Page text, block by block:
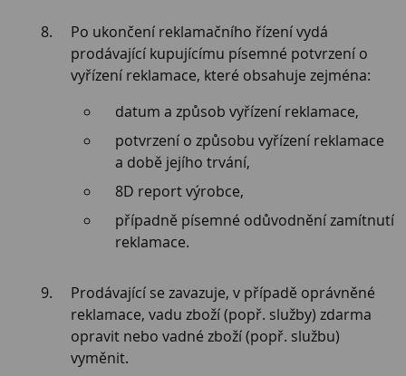
Po ukončení reklamačního řízení vydá
prodávající kupujícímu písemné potvrzení o
vyřízení reklamace, které obsahuje zejména:
datum a způsob vyřízení reklamace,
potvrzení o způsobu vyřízení reklamace
a době jejího trvání,
8D report výrobce,
případně písemné odůvodnění zamítnutí
reklamace.
Prodávající se zavazuje, v případě oprávněné
reklamace, vadu zboží (popř. služby) zdarma
opravit nebo vadné zboží (popř. službu)
vyměnit.